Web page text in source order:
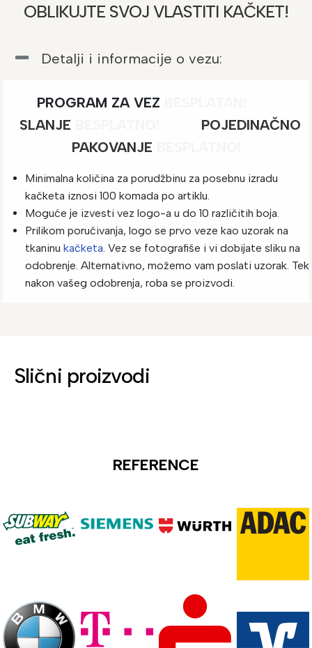
OBLIKUJTE SVOJ VLASTITI KAČKET!
Detalji i informacije o vezu:
PROGRAM ZA VEZ
SLANJE
POJEDINAČNO
PAKOVANJE
Minimalna količina za porudžbinu za posebnu izradu
kačketa iznosi 100 komada po artiklu.
Moguće je izvesti vez logo-a u do 10 različitih boja.
Prilikom poručivanja, logo se prvo veze kao uzorak na
tkaninu kačketa. Vez se fotografiše i vi dobijate sliku na
odobrenje. Alternativno, možemo vam poslati uzorak. Tek
nakon vašeg odobrenja, roba se proizvodi.
Slični proizvodi
REFERENCE